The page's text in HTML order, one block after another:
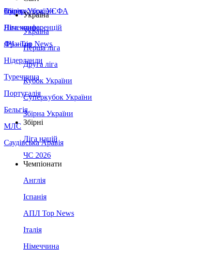
Збірна України
Італія
Німеччина
Франція
Нідерланди
Туреччина
Португалія
Бельгія
МЛС
Саудівська Аравія
Суперкубок УЄФА
Ліга конференцій
ЛЧ - Top News
Україна
Україна
Перша ліга
Друга ліга
Кубок України
Суперкубок України
Збірна України
Збірні
Ліга націй
ЧС 2026
Чемпіонати
Англія
Іспанія
АПЛ Top News
Італія
Німеччина